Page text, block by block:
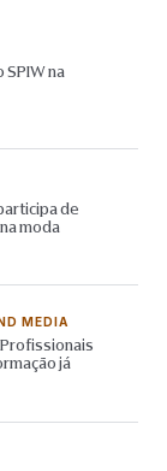
SPIW na
de
moda
MEDIA
já